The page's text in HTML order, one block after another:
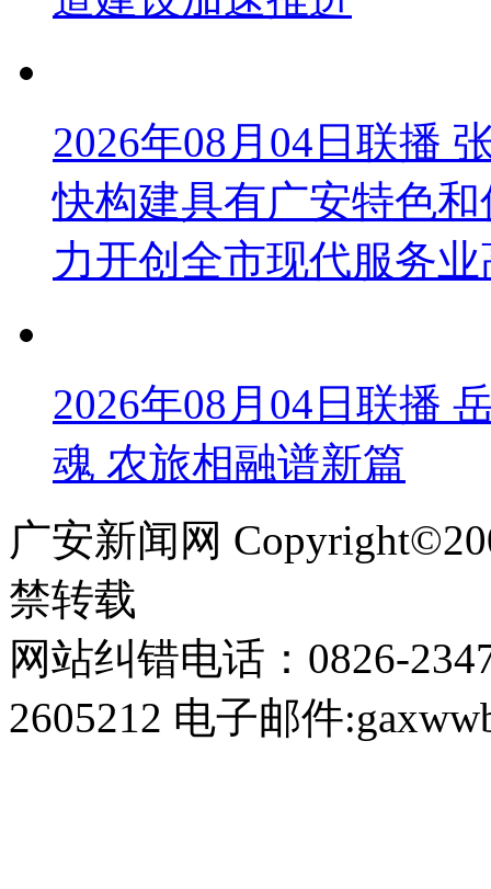
2026年08月04日联播
快构建具有广安特色
力开创全市现代服务
2026年08月04日联播
魂 农旅相融谱新篇
广安新闻网
禁转载
网站纠错电话：0826-
2605212 电子邮件